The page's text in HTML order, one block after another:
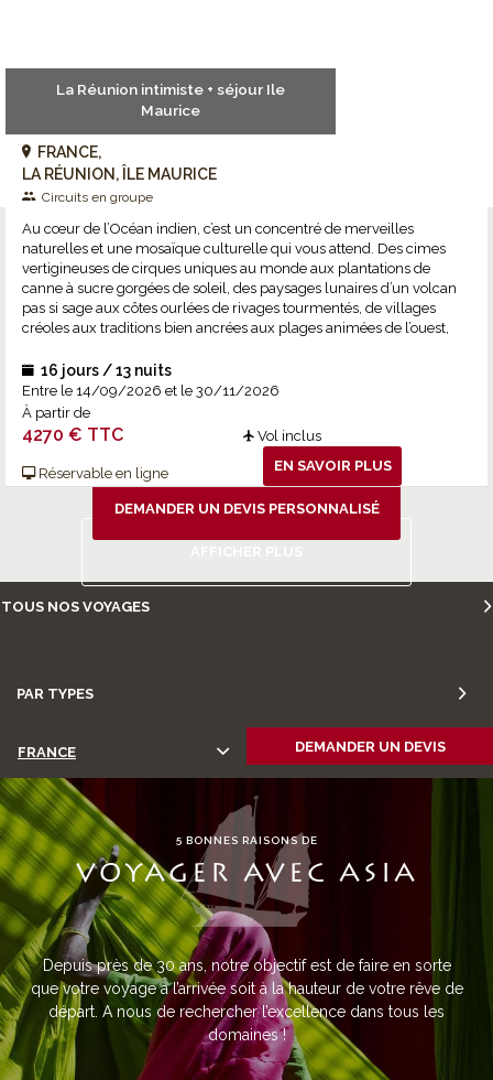
La Réunion intimiste + séjour Ile
Maurice
FRANCE,
LA RÉUNION, ÎLE MAURICE
Circuits en groupe
Au cœur de l’Océan indien, c’est un concentré de merveilles
naturelles et une mosaïque culturelle qui vous attend. Des cimes
vertigineuses de cirques uniques au monde aux plantations de
canne à sucre gorgées de soleil, des paysages lunaires d’un volcan
pas si sage aux côtes ourlées de rivages tourmentés, de villages
créoles aux traditions bien ancrées aux plages animées de l’ouest,
hors sentiers. Et pour clore la découverte en majesté, un séjour
balnéaire à l’Ile Maurice !
16 jours / 13 nuits
Entre le 14/09/2026 et le 30/11/2026
À partir de
4270 € TTC Vol inclus
Réservable en ligne EN SAVOIR PLUS
Vous préférez un voyage sur
mesure en France ?
que vous cherchez.
Vous décidez, nous composerons un voyage à vos
mesures !
DEMANDER UN DEVIS PERSONNALISÉ
TOUS NOS VOYAGES
PAR TYPES
FRANCE DEMANDER UN DEVIS
5 BONNES RAISONS DE
VOYAGER AVEC ASIA
Depuis près de 30 ans, notre objectif est de faire en sorte
que votre voyage à l’arrivée soit à la hauteur de votre rêve de
départ. A nous de rechercher l’excellence dans tous les
domaines !